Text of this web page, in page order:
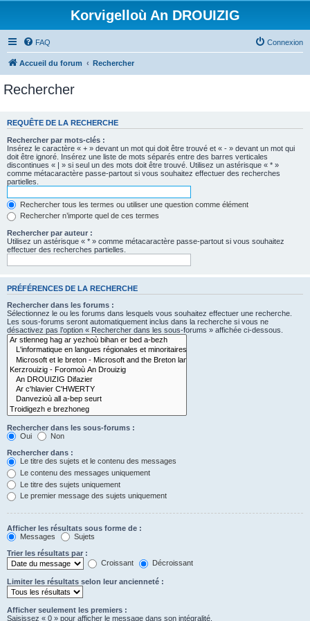
Korvigelloù An DROUIZIG
FAQ Connexion
Accueil du forum Rechercher
Rechercher
REQUÊTE DE LA RECHERCHE
Rechercher par mots-clés :
Insérez le caractère « + » devant un mot qui doit être trouvé et « - » devant un mot qui
doit être ignoré. Insérez une liste de mots séparés entre des barres verticales
discontinues « | » si seul un des mots doit être trouvé. Utilisez un astérisque « * »
comme métacaractère passe-partout si vous souhaitez effectuer des recherches
partielles.
Rechercher tous les termes ou utiliser une question comme élément
Rechercher n’importe quel de ces termes
Rechercher par auteur :
Utilisez un astérisque « * » comme métacaractère passe-partout si vous souhaitez
effectuer des recherches partielles.
PRÉFÉRENCES DE LA RECHERCHE
Rechercher dans les forums :
Sélectionnez le ou les forums dans lesquels vous souhaitez effectuer une recherche.
Les sous-forums seront automatiquement inclus dans la recherche si vous ne
désactivez pas l’option « Rechercher dans les sous-forums » affichée ci-dessous.
Rechercher dans les sous-forums :
Oui
Non
Rechercher dans :
Le titre des sujets et le contenu des messages
Le contenu des messages uniquement
Le titre des sujets uniquement
Le premier message des sujets uniquement
Afficher les résultats sous forme de :
Messages
Sujets
Trier les résultats par :
Croissant
Décroissant
Limiter les résultats selon leur ancienneté :
Afficher seulement les premiers :
Saisissez « 0 » pour afficher le message dans son intégralité.